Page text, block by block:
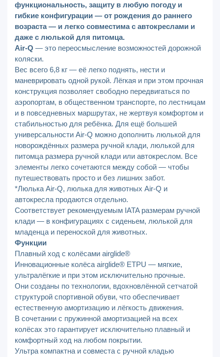
функциональность, защиту в любую погоду и
гибкие конфигурации — от рождения до раннего
возраста — и легко совместима с автокреслами и
даже с люлькой для питомца.
Air-Q — это переосмысление возможностей дорожной
коляски.
Вес всего 6,8 кг — её легко поднять, нести и
маневрировать одной рукой. Лёгкая и при этом прочная
конструкция позволяет свободно передвигаться по
аэропортам, в общественном транспорте, по лестницам
и в повседневных маршрутах, не жертвуя комфортом и
стабильностью для ребёнка. Для ещё большей
универсальности Air-Q можно дополнить люлькой для
новорождённых размера ручной клади, люлькой для
питомца размера ручной клади или автокреслом. Все
элементы легко сочетаются между собой — чтобы
путешествовать просто и без лишних забот.
*Люлька Air-Q, люлька для животных Air-Q и
автокресла продаются отдельно.
Соответствует рекомендуемым IATA размерам ручной
клади — в конфигурациях с сиденьем, люлькой для
младенца и переноской для животных.
Функции
Плавный ход с колёсами airglide®
Инновационные колёса airglide® ETPU — мягкие,
ультралёгкие и при этом исключительно прочные.
Они созданы по технологии, вдохновлённой сетчатой
структурой спортивной обуви, что обеспечивает
естественную амортизацию и лёгкость движения.
В сочетании с пружинной амортизацией на всех
колёсах это гарантирует исключительно плавный и
комфортный ход на любом покрытии.
Ультра компактна и совместа с ручной кладью